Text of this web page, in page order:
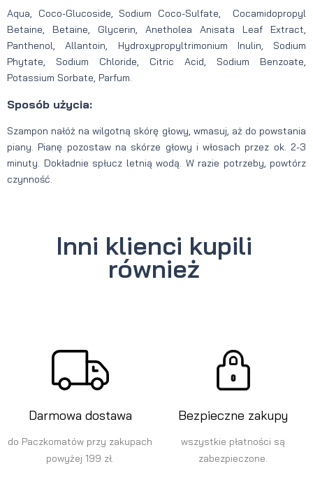
Aqua, Coco-Glucoside, Sodium Coco-Sulfate, Cocamidopropyl
Betaine, Betaine, Glycerin, Anetholea Anisata Leaf Extract,
Panthenol, Allantoin, Hydroxypropyltrimonium Inulin, Sodium
Phytate, Sodium Chloride, Citric Acid, Sodium Benzoate,
Potassium Sorbate, Parfum.
Sposób użycia:
Szampon nałóż na wilgotną skórę głowy, wmasuj, aż do powstania
piany. Pianę pozostaw na skórze głowy i włosach przez ok. 2-3
minuty. Dokładnie spłucz letnią wodą. W razie potrzeby, powtórz
czynność.
Inni klienci kupili
również
Darmowa dostawa
do Paczkomatów przy zakupach
powyżej 199 zł.
Bezpieczne zakupy
wszystkie płatności są
zabezpieczone.